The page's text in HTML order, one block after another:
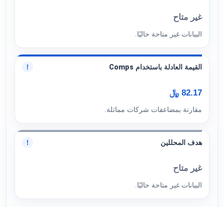
غير متاح
البيانات غير متاحة حاليًا.
القيمة العادلة باستخدام Comps !
82.17 ﷼
مقارنة بمضاعفات شركات مماثلة.
هدف المحللين !
غير متاح
البيانات غير متاحة حاليًا.